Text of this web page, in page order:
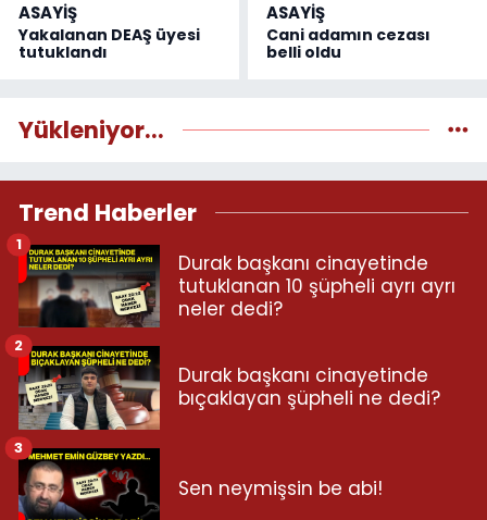
ASAYİŞ
Yakalanan DEAŞ üyesi
tutuklandı
ASAYİŞ
Cani adamın cezası
belli oldu
Yükleniyor...
Trend Haberler
Durak başkanı cinayetinde
tutuklanan 10 şüpheli ayrı ayrı
neler dedi?
1
Durak başkanı cinayetinde
bıçaklayan şüpheli ne dedi?
2
Sen neymişsin be abi!
3